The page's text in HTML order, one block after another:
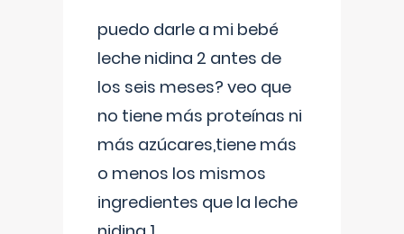
puedo darle a mi bebé
leche nidina 2 antes de
los seis meses? veo que
no tiene más proteínas ni
más azúcares,tiene más
o menos los mismos
ingredientes que la leche